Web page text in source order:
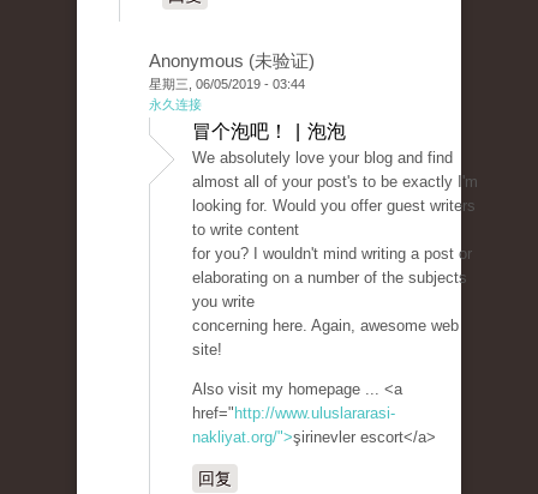
Anonymous (未验证)
星期三, 06/05/2019 - 03:44
永久连接
冒个泡吧！ | 泡泡
We absolutely love your blog and find
almost all of your post's to be exactly I'm
looking for. Would you offer guest writers
to write content
for you? I wouldn't mind writing a post or
elaborating on a number of the subjects
you write
concerning here. Again, awesome web
site!
Also visit my homepage ... <a
href=" http://www.uluslararasi-
nakliyat.org/">şirinevler escort</a>
回复